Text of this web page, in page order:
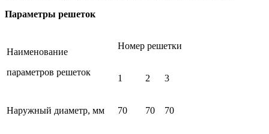
Параметры решеток
Наименование
параметров решеток
Номер решетки
1 2 3
Наружный диаметр, мм 70 70 70